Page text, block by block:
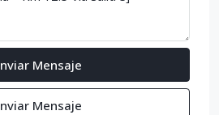
Mensaje
Mensaje